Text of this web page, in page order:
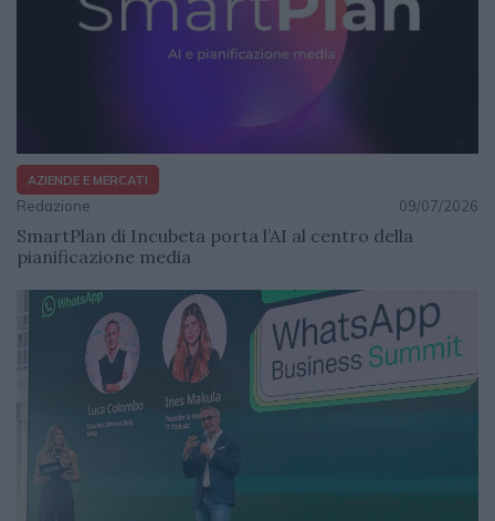
AZIENDE E MERCATI
Redazione 09/07/2026
SmartPlan di Incubeta porta l’AI al centro della
pianificazione media